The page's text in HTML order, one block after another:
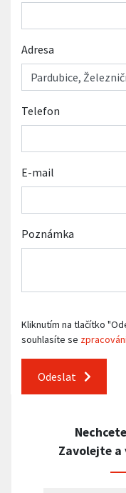
Adresa
Telefon
E-mail
Poznámka
Kliknutím na tlačítko
souhlasíte se
Odeslat
Zavolejte